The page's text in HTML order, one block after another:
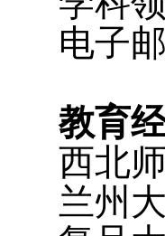
电子
教育
西北
兰州